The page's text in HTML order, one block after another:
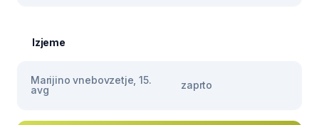
Izjeme
Marijino vnebovzetje, 15.
avg
zaprto